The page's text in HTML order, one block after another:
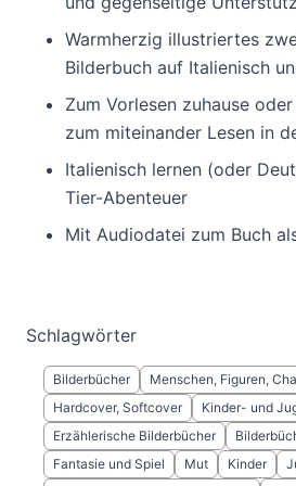
Warmherzig illustriertes
Bilderbuch auf Italienisch
Zum Vorlesen zuhause
zum miteinander Lesen in
Italienisch lernen (oder
Tier-Abenteuer
Mit Audiodatei zum Buch
Schlagwörter
Bilderbücher
Menschen, Figuren,
Hardcover, Softcover
Kinder- und
Erzählerische Bilderbücher
Fantasie und Spiel
Mut Kinder